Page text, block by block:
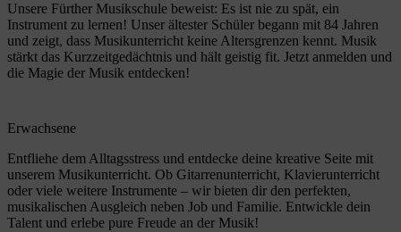
Unsere Fürther Musikschule beweist: Es ist nie zu spät, ein
Instrument zu lernen! Unser ältester Schüler begann mit 84 Jahren
und zeigt, dass Musikunterricht keine Altersgrenzen kennt. Musik
stärkt das Kurzzeitgedächtnis und hält geistig fit. Jetzt anmelden und
die Magie der Musik entdecken!
Erwachsene
Entfliehe dem Alltagsstress und entdecke deine kreative Seite mit
unserem Musikunterricht. Ob Gitarrenunterricht, Klavierunterricht
oder viele weitere Instrumente – wir bieten dir den perfekten,
musikalischen Ausgleich neben Job und Familie. Entwickle dein
Talent und erlebe pure Freude an der Musik!